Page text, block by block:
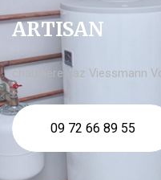
ARTISAN
chaudière gaz Viessmann
09 72 66 89 55